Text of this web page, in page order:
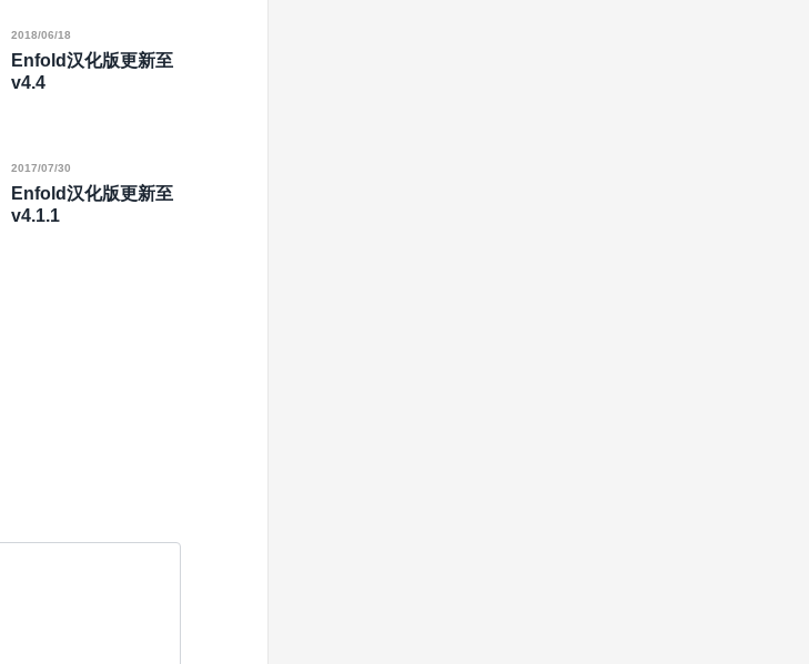
2018/06/18
Enfold汉化版更新至
v4.4
2017/07/30
Enfold汉化版更新至
v4.1.1